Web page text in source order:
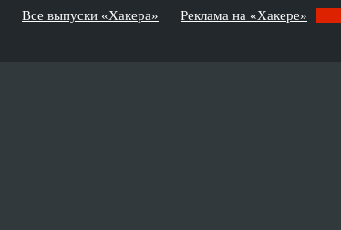
Все выпуски «Хакера» Реклама на «Хакере»